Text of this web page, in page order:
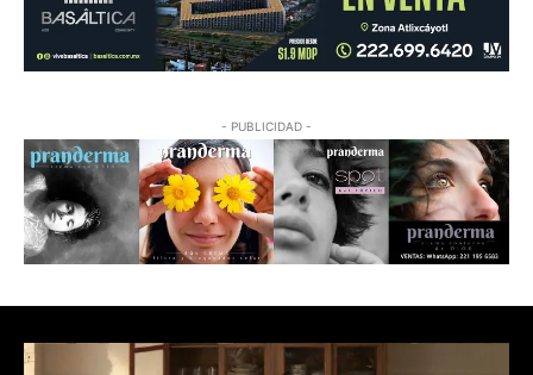
- PUBLICIDAD -